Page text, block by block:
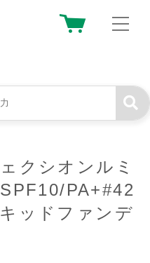
クシオンルミ
PA+#42
ッドファンデ